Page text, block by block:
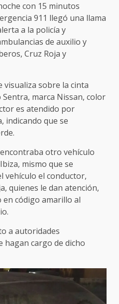
con 15 minutos
911 llegó una llama
a la policía y
de auxilio y
Cruz Roja y
visualiza sobre la cinta
marca Nissan, color
es atendido por
indicando que se
otro vehículo
mismo que se
vehículo el conductor,
quienes le dan atención,
código amarillo al
a autoridades
hagan cargo de dicho